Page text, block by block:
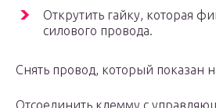
Открутить гайку, которая
силового провода.
Снять провод, который показан
Отсоединить клемму с